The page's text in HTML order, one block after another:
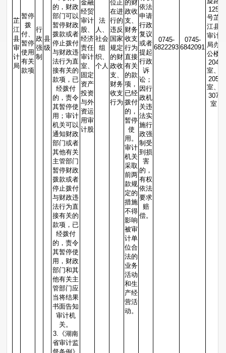
芷
江
县
审
计
局
暂停
拨
付、
暂停
使用
有关
款项
行
政
强
制
县
级
的，财政
部门可以
暂停财政
拨款或者
停止拨付
与财政违
法行为直
接有关的
款项，已
经拨付
的，责令
其暂停使
用；审计
机关可以
通知财政
部门或者
其他有关
主管部门
暂停财政
拨款或者
停止拨付
与财政违
法行为直
接有关的
款项，已
经拨付
的，责令
其暂停使
用，财政
部门和其
他有关主
管部门应
当将结果
书面告知
审计机
关。
3.《湖南
省审计监
金融
经贸
审计
股、
经济
责任
审计
室、
固定
资产
投资
与外
资运
用审
计股
法
人、
社会
组
织、
个人
位正
在进
行的
违反
国家
规定
的财
政收
支、
财务
收支
行为
的财
政收
支、
财务
收支
行为
直接
有关
的款
项，
已经
拨付
的，
暂停
使
用。
审计
机关
采取
前两
款规
定的
措施
不得
影响
被审
计单
位合
法的
业务
活动
和生
产经
营活
动。
依法
申请
行政
复议
或者
提起
行政
诉
讼；
因行
政机
关违
法实
施行
政强
制受
到损
害
的，
有权
依法
要求
赔
偿。
0745-
6822293
0745-
6842091
125
号芷
江县
审计
局办
公楼
204
室、
205
室、
307
室